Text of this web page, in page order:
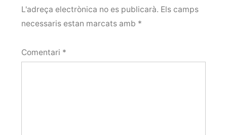
L'adreça electrònica no es publicarà. Els camps
necessaris estan marcats amb *
Comentari *